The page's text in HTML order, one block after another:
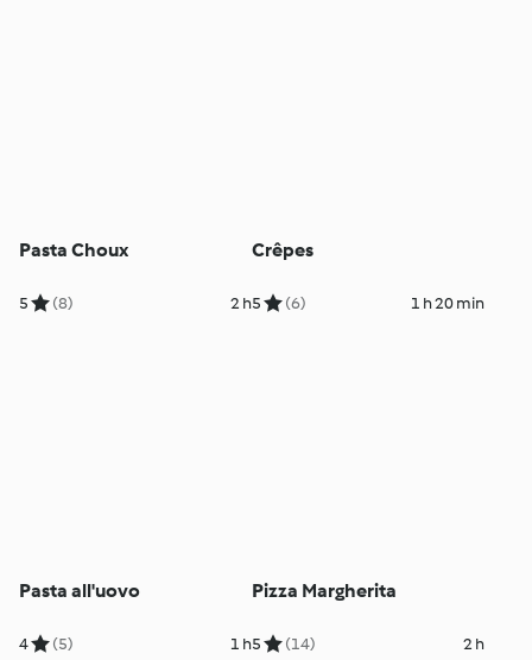
Pasta Choux
5 (8) 2 h
Crêpes
5 (6) 1 h 20 min
Pasta all'uovo
4 (5) 1 h
Pizza Margherita
5 (14) 2 h